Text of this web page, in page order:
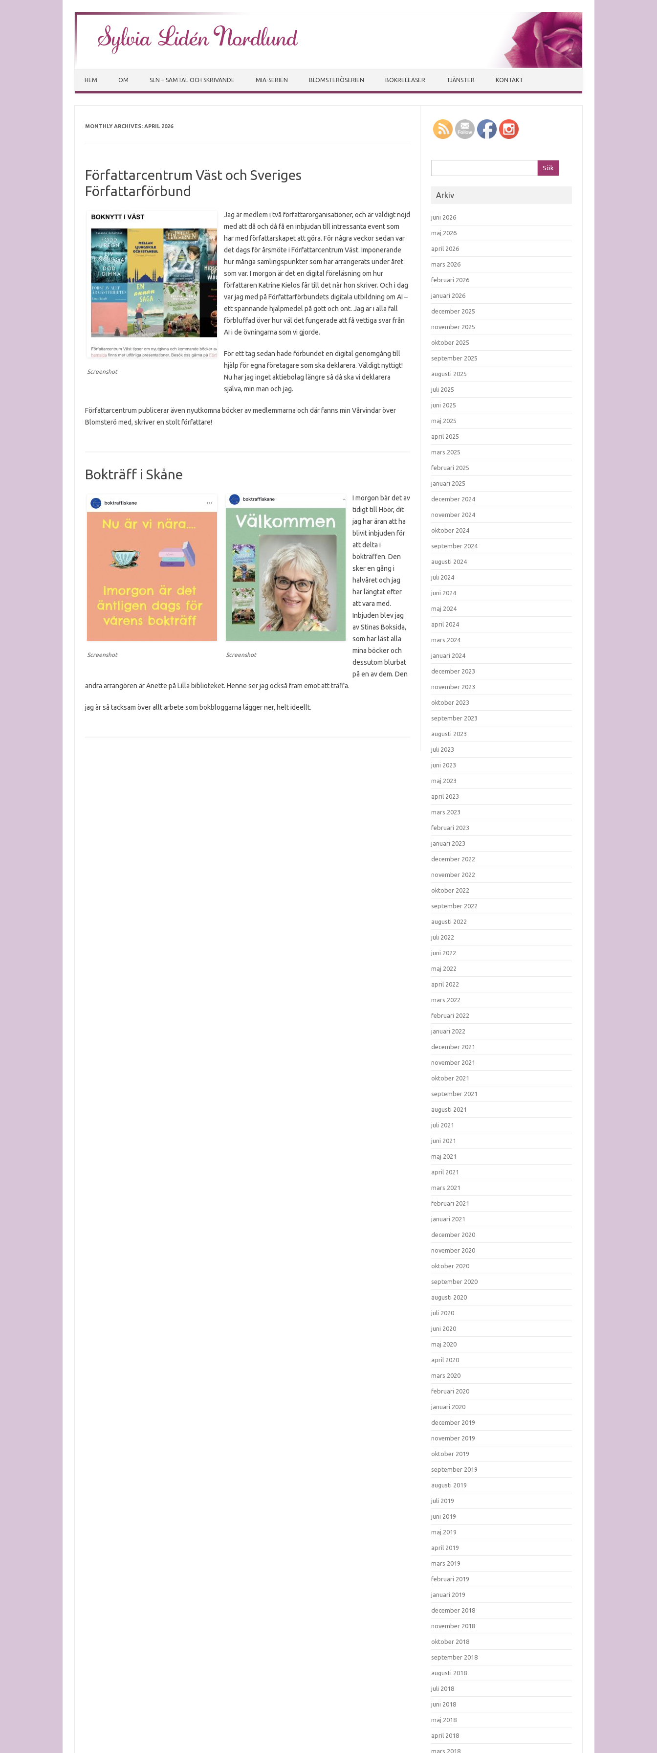
HEM OM SLN – SAMTAL OCH SKRIVANDE MIA-SERIEN BLOMSTERÖSERIEN BOKRELEASER TJÄNSTER KONTAKT
MONTHLY ARCHIVES: APRIL 2026
Författarcentrum Väst och Sveriges
Författarförbund
Screenshot
Jag är medlem i två författarorganisationer, och är väldigt nöjd
med att då och då få en inbjudan till intressanta event som
har med författarskapet att göra. För några veckor sedan var
det dags för årsmöte i Författarcentrum Väst. Imponerande
hur många samlingspunkter som har arrangerats under året
som var. I morgon är det en digital föreläsning om hur
författaren Katrine Kielos får till det när hon skriver. Och i dag
var jag med på Författarförbundets digitala utbildning om AI –
ett spännande hjälpmedel på gott och ont. Jag är i alla fall
förbluffad över hur väl det fungerade att få vettiga svar från
AI i de övningarna som vi gjorde.
För ett tag sedan hade förbundet en digital genomgång till
hjälp för egna företagare som ska deklarera. Väldigt nyttigt!
Nu har jag inget aktiebolag längre så då ska vi deklarera
själva, min man och jag.
Författarcentrum publicerar även nyutkomna böcker av medlemmarna och där fanns min Vårvindar över
Blomsterö med, skriver en stolt författare!
Bokträff i Skåne
Screenshot Screenshot
I morgon bär det av
tidigt till Höör, dit
jag har äran att ha
blivit inbjuden för
att delta i
bokträffen. Den
sker en gång i
halvåret och jag
har längtat efter
att vara med.
Inbjuden blev jag
av Stinas Boksida,
som har läst alla
mina böcker och
dessutom blurbat
på en av dem. Den
andra arrangören är Anette på Lilla biblioteket. Henne ser jag också fram emot att träffa.
jag är så tacksam över allt arbete som bokbloggarna lägger ner, helt ideellt.
Arkiv
juni 2026
maj 2026
april 2026
mars 2026
februari 2026
januari 2026
december 2025
november 2025
oktober 2025
september 2025
augusti 2025
juli 2025
juni 2025
maj 2025
april 2025
mars 2025
februari 2025
januari 2025
december 2024
november 2024
oktober 2024
september 2024
augusti 2024
juli 2024
juni 2024
maj 2024
april 2024
mars 2024
januari 2024
december 2023
november 2023
oktober 2023
september 2023
augusti 2023
juli 2023
juni 2023
maj 2023
april 2023
mars 2023
februari 2023
januari 2023
december 2022
november 2022
oktober 2022
september 2022
augusti 2022
juli 2022
juni 2022
maj 2022
april 2022
mars 2022
februari 2022
januari 2022
december 2021
november 2021
oktober 2021
september 2021
augusti 2021
juli 2021
juni 2021
maj 2021
april 2021
mars 2021
februari 2021
januari 2021
december 2020
november 2020
oktober 2020
september 2020
augusti 2020
juli 2020
juni 2020
maj 2020
april 2020
mars 2020
februari 2020
januari 2020
december 2019
november 2019
oktober 2019
september 2019
augusti 2019
juli 2019
juni 2019
maj 2019
april 2019
mars 2019
februari 2019
januari 2019
december 2018
november 2018
oktober 2018
september 2018
augusti 2018
juli 2018
juni 2018
maj 2018
april 2018
mars 2018